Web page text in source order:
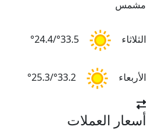
مشمس
الثلاثاء 33.5°/24.4°
الأربعاء 33.2°/25.3°
أسعار العملات